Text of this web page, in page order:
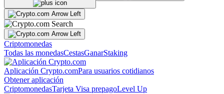
Criptomonedas
Todas las monedasCestasGanarStaking
Aplicación Crypto.comPara usuarios cotidianos
Obtener aplicación
CriptomonedasTarjeta Visa prepagoLevel Up